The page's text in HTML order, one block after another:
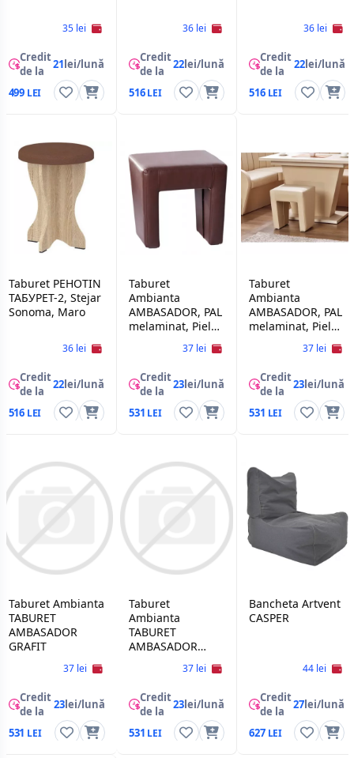
35 lei
Credit
de la
21lei/lună
499
36 lei
Credit
de la
22lei/lună
516
36 lei
Credit
de la
22lei/lună
516
Taburet PEHOTIN
ТАБУРЕТ-2, Stejar
Sonoma, Maro
36 lei
Credit
de la
22lei/lună
516
Taburet
Ambianta
AMBASADOR, PAL
melaminat, Piele
37 lei
Credit
de la
23lei/lună
531
Taburet
Ambianta
AMBASADOR, PAL
melaminat, Piele
37 lei
Credit
de la
23lei/lună
531
Taburet Ambianta
TABURET
AMBASADOR
GRAFIT
37 lei
Credit
de la
23lei/lună
531
Taburet
Ambianta
TABURET
AMBASADOR
37 lei
Credit
de la
23lei/lună
531
Bancheta Artvent
CASPER
44 lei
Credit
de la
27lei/lună
627